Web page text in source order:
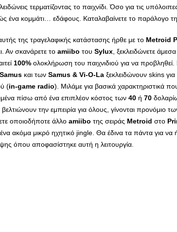
τερματίζοντας το παιχνίδι. Όσο για τις
ένα κομμάτι… εδάφους. Καταλαβαίνετε το παράλογο
της τραγελαφικής κατάστασης ήρθε με το Metroid
Αν σκανάρετε το amiibo του Sylux , ξεκλειδώνετε
100% ολοκλήρωση του παιχνιδιού για να προβληθεί.
Samus και των Samus & Vi-O-La ξεκλειδώνουν skins
(in-game radio). Μιλάμε για βασικά χαρακτηριστικά
πίσω από ένα επιπλέον κόστος των 40 ή 70
βελτιώνουν την εμπειρία για όλους, γίνονται προνόμιο
οποιοδήποτε άλλο amiibo της σειράς Metroid στο
ακόμα μικρό ηχητικό jingle. Θα έδινα τα πάντα για να
όπου αποφασίστηκε αυτή η λειτουργία.